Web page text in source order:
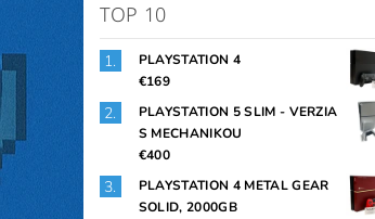
TOP 10
PLAYSTATION 4
€169
PLAYSTATION 5 SLIM - VERZIA
S MECHANIKOU
€400
PLAYSTATION 4 METAL GEAR
SOLID, 2000GB